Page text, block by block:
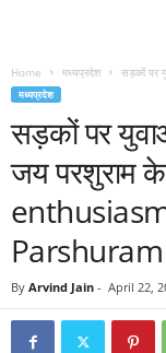
Home मध्यप्रदेश सड़कों पर
मध्यप्रदेश
सड़कों पर
जय परशुराम
By Arvind Jain - April 22,